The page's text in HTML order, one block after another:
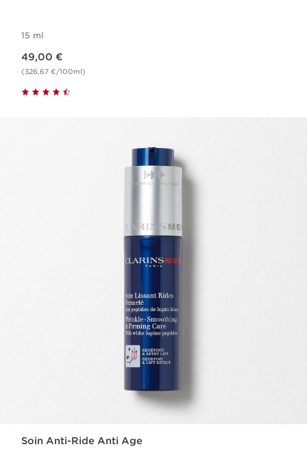
15 ml
49,00 €
(326,67 €/100ml)
Soin Anti-Ride Anti Age